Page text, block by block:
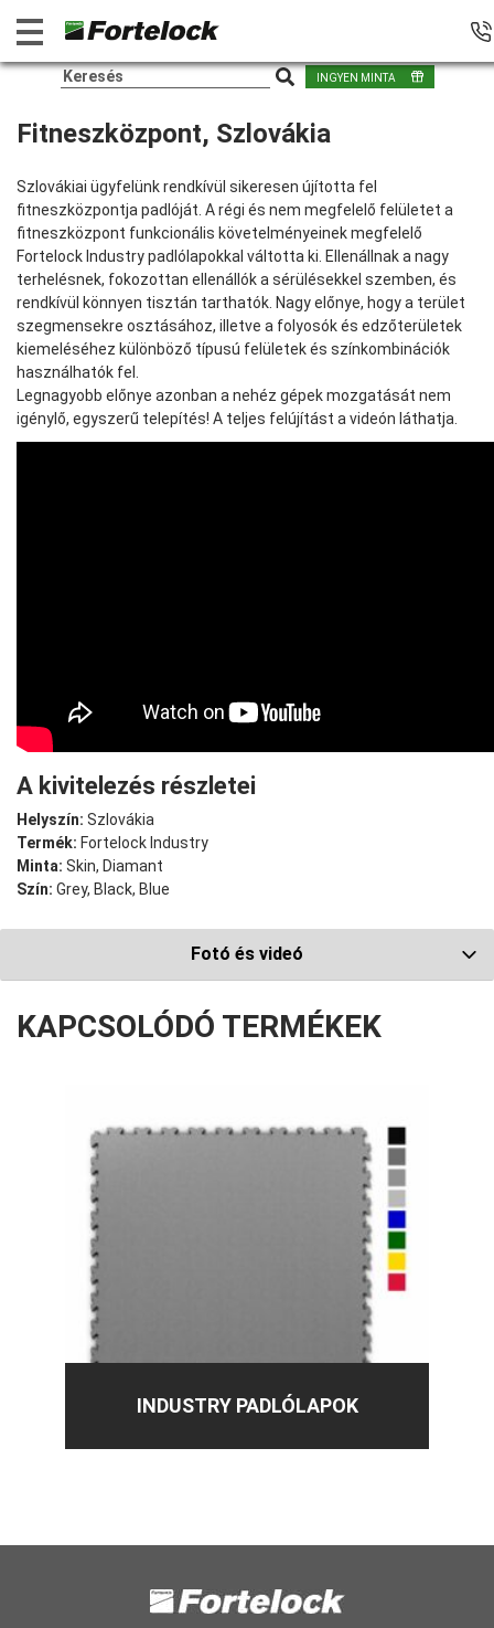
INGYEN MINTA
Fitneszközpont, Szlovákia
Szlovákiai ügyfelünk rendkívül sikeresen újította fel
fitneszközpontja padlóját. A régi és nem megfelelő felületet a
fitneszközpont funkcionális követelményeinek megfelelő
Fortelock Industry padlólapokkal váltotta ki. Ellenállnak a nagy
terhelésnek, fokozottan ellenállók a sérülésekkel szemben, és
rendkívül könnyen tisztán tarthatók. Nagy előnye, hogy a terület
szegmensekre osztásához, illetve a folyosók és edzőterületek
kiemeléséhez különböző típusú felületek és színkombinációk
használhatók fel.
Legnagyobb előnye azonban a nehéz gépek mozgatását nem
igénylő, egyszerű telepítés! A teljes felújítást a videón láthatja.
A kivitelezés részletei
Helyszín: Szlovákia
Termék: Fortelock Industry
Minta: Skin, Diamant
Szín: Grey, Black, Blue
Fotó és videó
KAPCSOLÓDÓ TERMÉKEK
INDUSTRY PADLÓLAPOK